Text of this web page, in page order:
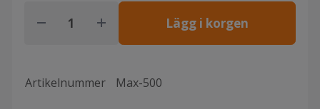
Lägg i korgen
Artikelnummer Max-500